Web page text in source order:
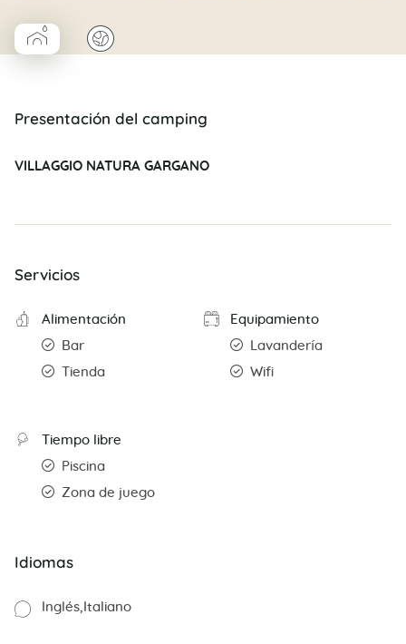
▰Coco Cabane salle d’eau
🌍
Presentación del camping
VILLAGGIO NATURA GARGANO
Servicios
Alimentación
Bar
Tienda
Equipamiento
Lavandería
Wifi
Tiempo libre
Piscina
Zona de juego
Idiomas
Inglés Italiano